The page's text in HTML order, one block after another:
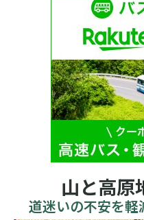
山と高原
道迷いの不安を軽